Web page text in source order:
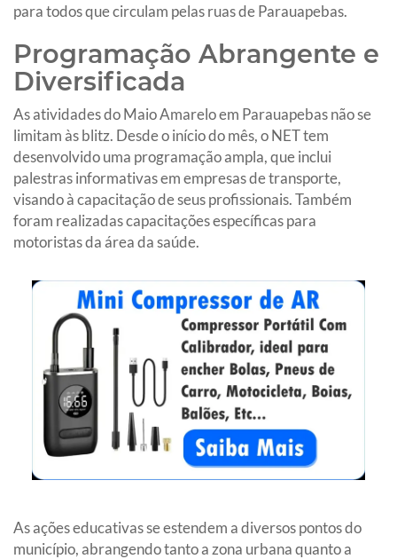
para todos que circulam pelas ruas de Parauapebas.
Programação Abrangente e
Diversificada
As atividades do Maio Amarelo em Parauapebas não se
limitam às blitz. Desde o início do mês, o NET tem
desenvolvido uma programação ampla, que inclui
palestras informativas em empresas de transporte,
visando à capacitação de seus profissionais. Também
foram realizadas capacitações específicas para
motoristas da área da saúde.
As ações educativas se estendem a diversos pontos do
município, abrangendo tanto a zona urbana quanto a